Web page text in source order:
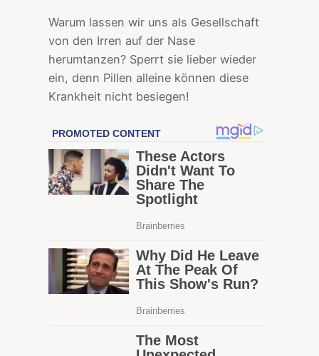
Warum lassen wir uns als Gesellschaft
von den Irren auf der Nase
herumtanzen? Sperrt sie lieber wieder
ein, denn Pillen alleine können diese
Krankheit nicht besiegen!